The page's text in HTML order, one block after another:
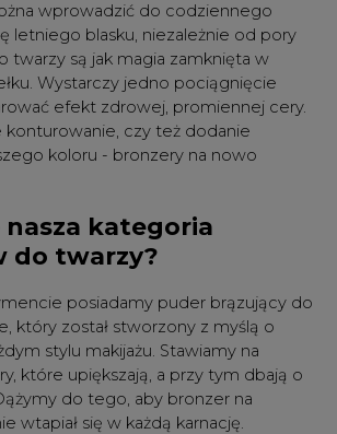
wprowadzić do codziennego
letniego blasku, niezależnie od pory
twarzy są jak magia zamknięta w
Wystarczy jedno pociągnięcie
efekt zdrowej, promiennej cery.
konturowanie, czy też dodanie
koloru - bronzery na nowo
nasza kategoria
do twarzy?
posiadamy puder brązujący do
który został stworzony z myślą o
stylu makijażu. Stawiamy na
które upiększają, a przy tym dbają o
do tego, aby bronzer na
wtapiał się w każdą karnację.